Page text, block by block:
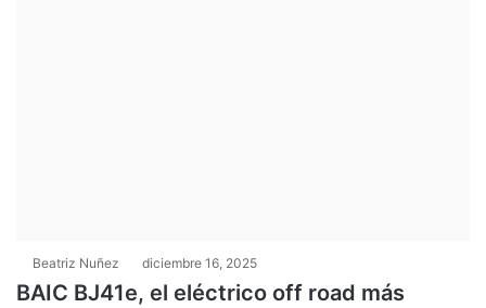
Beatriz Nuñez diciembre 16, 2025
BAIC BJ41e, el eléctrico off road más